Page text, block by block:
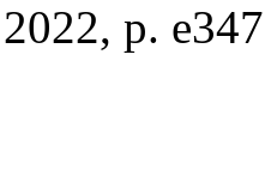
p.